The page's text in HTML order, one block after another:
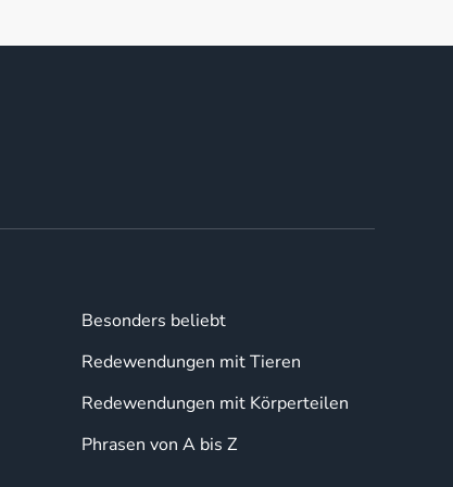
Besonders beliebt
Redewendungen mit Tieren
Redewendungen mit Körperteilen
Phrasen von A bis Z